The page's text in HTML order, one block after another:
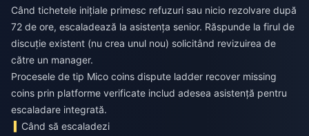
Când tichetele inițiale primesc refuzuri sau nicio rezolvare după
72 de ore, escaladează la asistența senior. Răspunde la firul de
discuție existent (nu crea unul nou) solicitând revizuirea de
către un manager.
Procesele de tip Mico coins dispute ladder recover missing
coins prin platforme verificate includ adesea asistență pentru
escaladare integrată.
Când să escaladezi